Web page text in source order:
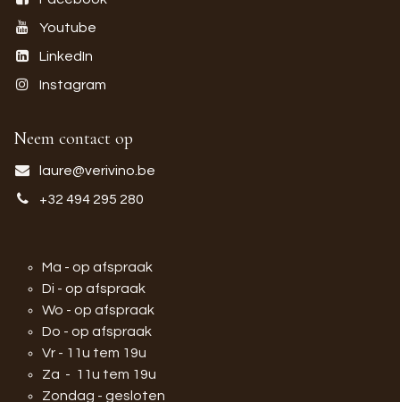
Youtube
LinkedIn
Instagram
Neem contact op
laure@verivino.be
+32 494 295 280
Ma - op afspraak
Di - op afspraak
Wo - op afspraak
Do - op afspraak
Vr - 11u tem 19u
Za - 11u tem 19u
Zondag - gesloten